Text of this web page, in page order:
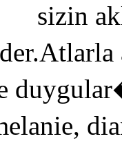
sizin